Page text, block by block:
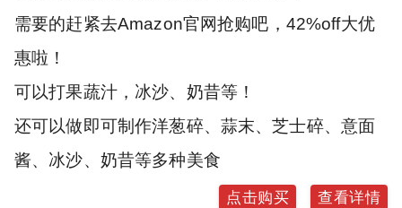
需要的赶紧去Amazon官网抢购吧，42%off大优
惠啦！
可以打果蔬汁，冰沙、奶昔等！
还可以做即可制作洋葱碎、蒜末、芝士碎、意面
酱、冰沙、奶昔等多种美食
点击购买 查看详情